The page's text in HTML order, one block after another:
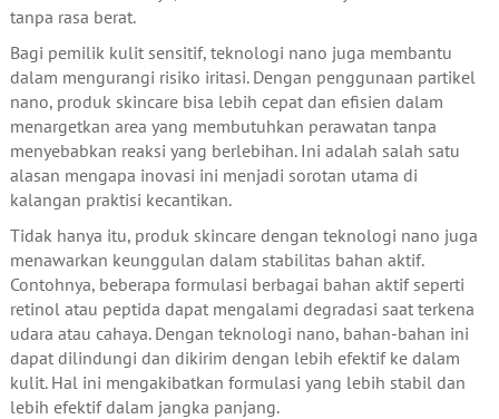
tanpa rasa berat.
Bagi pemilik kulit sensitif, teknologi nano juga membantu
dalam mengurangi risiko iritasi. Dengan penggunaan partikel
nano, produk skincare bisa lebih cepat dan efisien dalam
menargetkan area yang membutuhkan perawatan tanpa
menyebabkan reaksi yang berlebihan. Ini adalah salah satu
alasan mengapa inovasi ini menjadi sorotan utama di
kalangan praktisi kecantikan.
Tidak hanya itu, produk skincare dengan teknologi nano juga
menawarkan keunggulan dalam stabilitas bahan aktif.
Contohnya, beberapa formulasi berbagai bahan aktif seperti
retinol atau peptida dapat mengalami degradasi saat terkena
udara atau cahaya. Dengan teknologi nano, bahan-bahan ini
dapat dilindungi dan dikirim dengan lebih efektif ke dalam
kulit. Hal ini mengakibatkan formulasi yang lebih stabil dan
lebih efektif dalam jangka panjang.